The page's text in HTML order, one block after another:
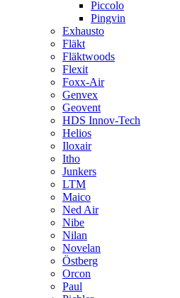
Piccolo
Pingvin
Exhausto
Fläkt
Fläktwoods
Flexit
Foxx-Air
Genvex
Geovent
HDS Innov-Tech
Helios
Iloxair
Itho
Junkers
LTM
Maico
Ned Air
Nibe
Nilan
Novelan
Östberg
Orcon
Paul